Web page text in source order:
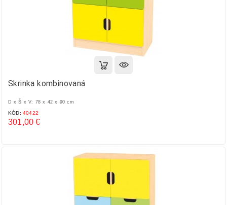
Skrinka kombinovaná
D x Š x V: 78 x 42 x 90 cm
KÓD: 40422
301,00 €